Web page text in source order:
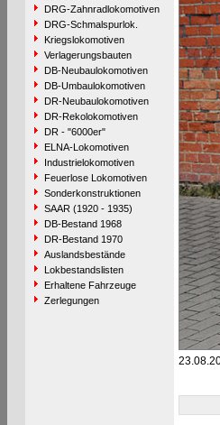
DRG-Zahnradlokomotiven
DRG-Schmalspurlok.
Kriegslokomotiven
Verlagerungsbauten
DB-Neubaulokomotiven
DB-Umbaulokomotiven
DR-Neubaulokomotiven
DR-Rekolokomotiven
DR - "6000er"
ELNA-Lokomotiven
Industrielokomotiven
Feuerlose Lokomotiven
Sonderkonstruktionen
SAAR (1920 - 1935)
DB-Bestand 1968
DR-Bestand 1970
Auslandsbestände
Lokbestandslisten
Erhaltene Fahrzeuge
Zerlegungen